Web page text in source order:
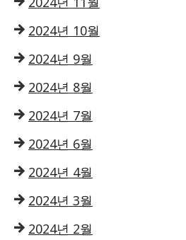
2024년 10월
2024년 9월
2024년 8월
2024년 7월
2024년 6월
2024년 4월
2024년 3월
2024년 2월